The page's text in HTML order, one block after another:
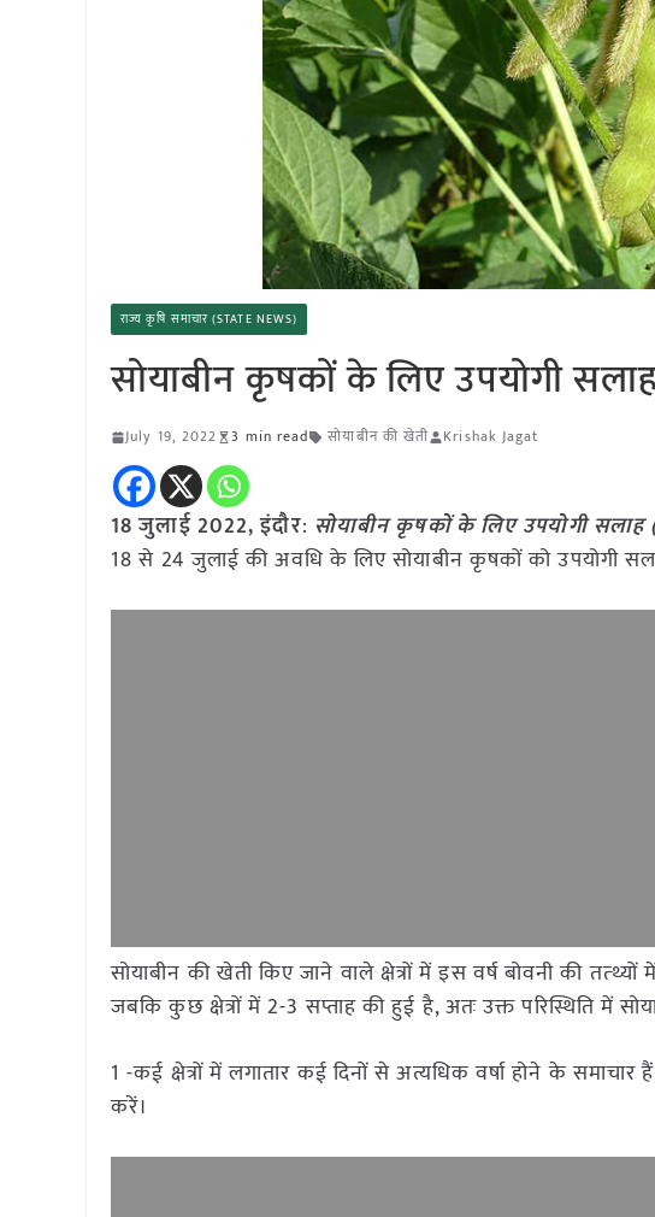
राज्य कृषि समाचार (STATE NEWS)
सोयाबीन कृषकों के लिए उपयोगी
July 19, 2022 3 min read सोयाबीन की खेती Krishak Jagat
18 जुलाई 2022, इंदौर: सोयाबीन कृषकों के लिए उपयोगी
18 से 24 जुलाई की अवधि के लिए सोयाबीन कृषकों को उपयोगी
सोयाबीन की खेती किए जाने वाले क्षेत्रों में इस वर्ष बोवनी की
जबकि कुछ क्षेत्रों में 2-3 सप्ताह की हुई है, अतः उक्त परिस्थिति में
1 -कई क्षेत्रों में लगातार कई दिनों से अत्यधिक वर्षा होने के
करें।